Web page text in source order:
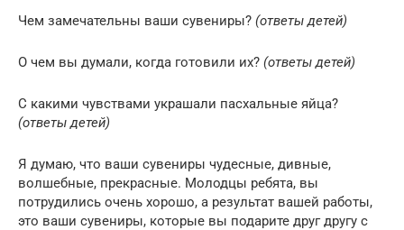
Чем замечательны ваши сувениры? (ответы детей)
О чем вы думали, когда готовили их? (ответы детей)
С какими чувствами украшали пасхальные яйца?
(ответы детей)
Я думаю, что ваши сувениры чудесные, дивные,
волшебные, прекрасные. Молодцы ребята, вы
потрудились очень хорошо, а результат вашей работы,
это ваши сувениры, которые вы подарите друг другу с